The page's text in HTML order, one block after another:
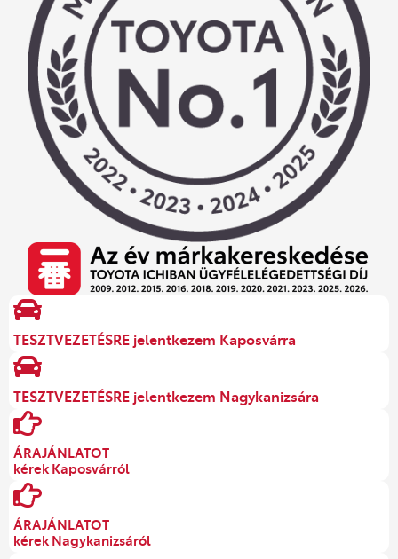
TESZTVEZETÉSRE jelentkezem Kaposvárra
TESZTVEZETÉSRE jelentkezem Nagykanizsára
ÁRAJÁNLATOT
kérek Kaposvárról
ÁRAJÁNLATOT
kérek Nagykanizsáról